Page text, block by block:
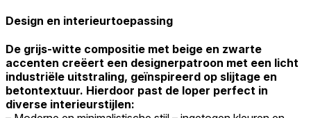
Design en interieurtoepassing
De grijs-witte compositie met beige en zwarte
accenten creëert een designerpatroon met een licht
industriële uitstraling, geïnspireerd op slijtage en
betontextuur. Hierdoor past de loper perfect in
diverse interieurstijlen: